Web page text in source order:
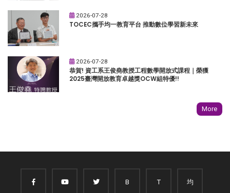
2026-07-28
TOCEC攜手均一教育平台 推動數位學習新未來
2026-07-28
恭賀! 資工系王俊堯教授工程數學開放式課程｜榮獲
2025臺灣開放教育卓越獎OCW組特優!!
More
B T 均